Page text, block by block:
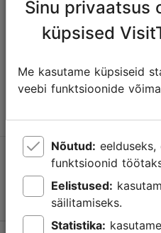
Niguliste 2, 10146 Tallinn,
info@visittallinn.ee
Jälgi meid @ VisitTallinn
Sinu privaatsus
küpsised
Me kasutame küpsiseid
veebi funktsioonide
Nõutud:
funktsioonid
Eelistused:
säilitamiseks.
Statistika: